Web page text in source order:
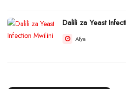
Dalili za Yeast
Afya